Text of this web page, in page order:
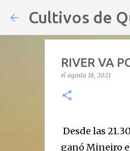
Cultivos de
RIVER VA
el agosto 18, 2021
Desde las
ganó Mineiro